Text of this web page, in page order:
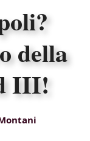
della
III!